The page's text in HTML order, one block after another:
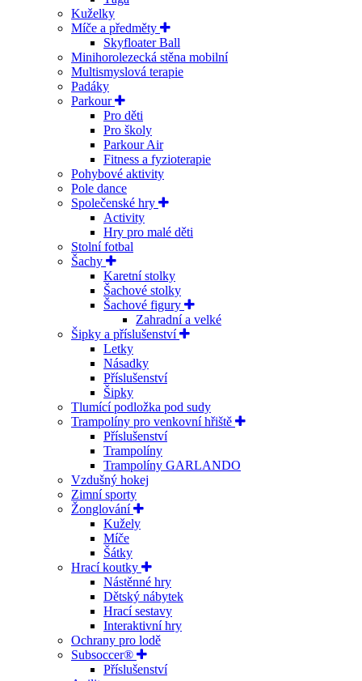
Kuželky
Míče a předměty
Skyfloater Ball
Minihorolezecká stěna mobilní
Multismyslová terapie
Padáky
Parkour
Pro děti
Pro školy
Parkour Air
Fitness a fyzioterapie
Pohybové aktivity
Pole dance
Společenské hry
Activity
Hry pro malé děti
Stolní fotbal
Šachy
Karetní stolky
Šachové stolky
Šachové figury
Zahradní a velké
Šipky a příslušenství
Letky
Násadky
Příslušenství
Šipky
Tlumící podložka pod sudy
Trampolíny pro venkovní hřiště
Příslušenství
Trampolíny
Trampolíny GARLANDO
Vzdušný hokej
Zimní sporty
Žonglování
Kužely
Míče
Šátky
Hrací koutky
Nástěnné hry
Dětský nábytek
Hrací sestavy
Interaktivní hry
Ochrany pro lodě
Subsoccer®
Příslušenství